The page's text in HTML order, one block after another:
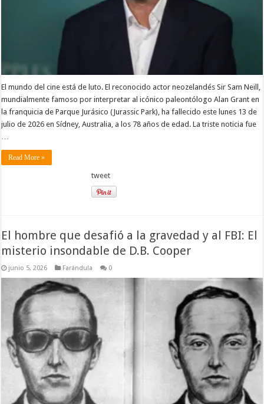
El mundo del cine está de luto. El reconocido actor neozelandés Sir Sam Neill,
mundialmente famoso por interpretar al icónico paleontólogo Alan Grant en
la franquicia de Parque Jurásico (Jurassic Park), ha fallecido este lunes 13 de
julio de 2026 en Sídney, Australia, a los 78 años de edad. La triste noticia fue
…
Read More »
tweet
El hombre que desafió a la gravedad y al FBI: El
misterio insondable de D.B. Cooper
junio 5, 2026 Farándula 0